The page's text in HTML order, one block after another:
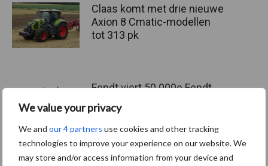
We value your privacy
We and our 4 partners use cookies and other tracking
technologies to improve your experience on our website. We
may store and/or access information from your device and
Claas komt met drie nieuwe
Axion 8 Cmatic-modellen
tot 313 pk
Fendt viert 50.000e Fendt
900 Vario met een
gelimiteerd jubileummodel